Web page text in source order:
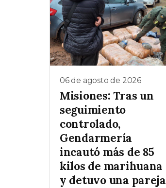
06 de agosto de 2026
Misiones: Tras un
seguimiento
controlado,
Gendarmería
incautó más de 85
kilos de marihuana
y detuvo una pareja